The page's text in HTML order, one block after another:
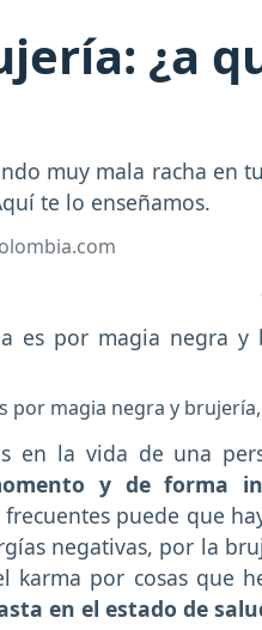
¿a
muy mala racha en
te lo enseñamos.
por magia negra y
en la vida de una
y de forma
puede que
negativas, por la
karma por cosas que
en el estado de